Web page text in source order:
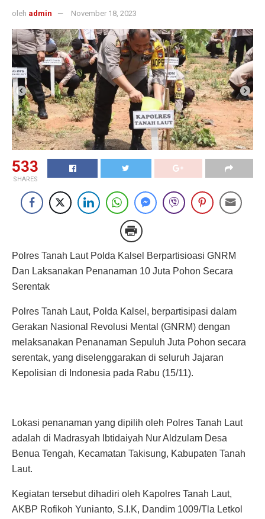
oleh admin November 18, 2023
533
SHARES
Polres Tanah Laut Polda Kalsel Berpartisioasi GNRM
Dan Laksanakan Penanaman 10 Juta Pohon Secara
Serentak
Polres Tanah Laut, Polda Kalsel, berpartisipasi dalam
Gerakan Nasional Revolusi Mental (GNRM) dengan
melaksanakan Penanaman Sepuluh Juta Pohon secara
serentak, yang diselenggarakan di seluruh Jajaran
Kepolisian di Indonesia pada Rabu (15/11).
Lokasi penanaman yang dipilih oleh Polres Tanah Laut
adalah di Madrasyah Ibtidaiyah Nur Aldzulam Desa
Benua Tengah, Kecamatan Takisung, Kabupaten Tanah
Laut.
Kegiatan tersebut dihadiri oleh Kapolres Tanah Laut,
AKBP Rofikoh Yunianto, S.I.K, Dandim 1009/Tla Letkol